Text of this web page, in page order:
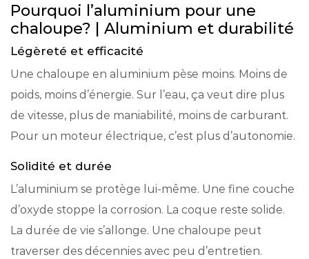
Pourquoi l’aluminium pour une
chaloupe? | Aluminium et durabilité
Légèreté et efficacité
Une chaloupe en aluminium pèse moins. Moins de
poids, moins d’énergie. Sur l’eau, ça veut dire plus
de vitesse, plus de maniabilité, moins de carburant.
Pour un moteur électrique, c’est plus d’autonomie.
Solidité et durée
L’aluminium se protège lui-même. Une fine couche
d’oxyde stoppe la corrosion. La coque reste solide.
La durée de vie s’allonge. Une chaloupe peut
traverser des décennies avec peu d’entretien.